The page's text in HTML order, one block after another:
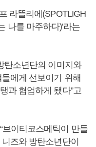
라뜰리에(SPOTLIGH
나를 마주하다)'라는
탄소년단의 이미지와
에게 선보이기 위해
과 협업하게 됐다”고
브이티코스메틱이 만들
즈와 방탄소년단이